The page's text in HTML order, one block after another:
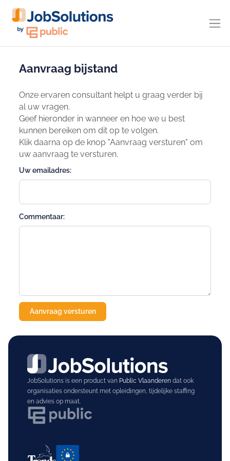
Aanvraag bijstand
Onze ervaren consultant helpt u graag verder bij
al uw vragen.
Geef hieronder in wanneer en hoe we u best
kunnen bereiken om dit op te volgen.
Klik daarna op de knop "Aanvraag versturen" om
uw aanvraag te versturen.
Uw emailadres:
Commentaar:
JobSolutions is een product van Public Vlaanderendat ook
organisaties ondersteunt met opleidingen, tijdelijke staffing
en advies op maat.